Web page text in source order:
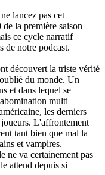
lancez pas cet
la première saison
ce cycle narratif
de notre podcast.
découvert la triste vérité
du monde. Un
et dans lequel se
multi
les derniers
L'affrontement
tant bien que mal la
et vampires.
ne va certainement pas
attend depuis si